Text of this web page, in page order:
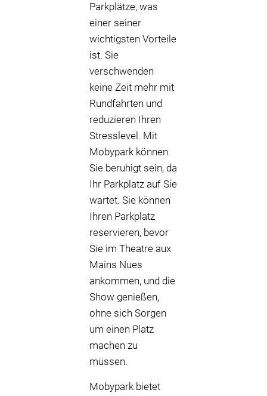
Parkplätze, was
einer seiner
wichtigsten Vorteile
ist. Sie
verschwenden
keine Zeit mehr mit
Rundfahrten und
reduzieren Ihren
Stresslevel. Mit
Mobypark können
Sie beruhigt sein, da
Ihr Parkplatz auf Sie
wartet. Sie können
Ihren Parkplatz
reservieren, bevor
Sie im Theatre aux
Mains Nues
ankommen, und die
Show genießen,
ohne sich Sorgen
um einen Platz
machen zu
müssen.
Mobypark bietet